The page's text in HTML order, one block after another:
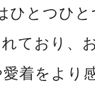
ひとつひ
ており、
着をより